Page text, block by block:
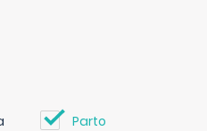
Parto